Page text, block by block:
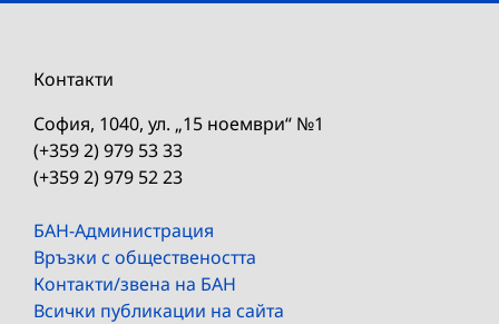
Контакти
София, 1040, ул. „15 ноември“ №1
(+359 2) 979 53 33
(+359 2) 979 52 23
БАН-Администрация
Връзки с обществеността
Контакти/звена на БАН
Всички публикации на сайта